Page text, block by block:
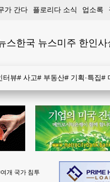
가 간다 플로리다 소식 업소록
스한국 뉴스미주 한인사
터뷰# 사고# 부동산# 기획·특집#
개 국가 침투